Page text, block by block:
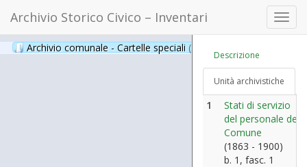
Archivio Storico Civico – Inventari
Archivio comunale - Cartelle speciali (397)
Descrizione
Unità archivistiche
1
Stati di servizio
del personale del
Comune
(1863 - 1900)
b. 1, fasc. 1